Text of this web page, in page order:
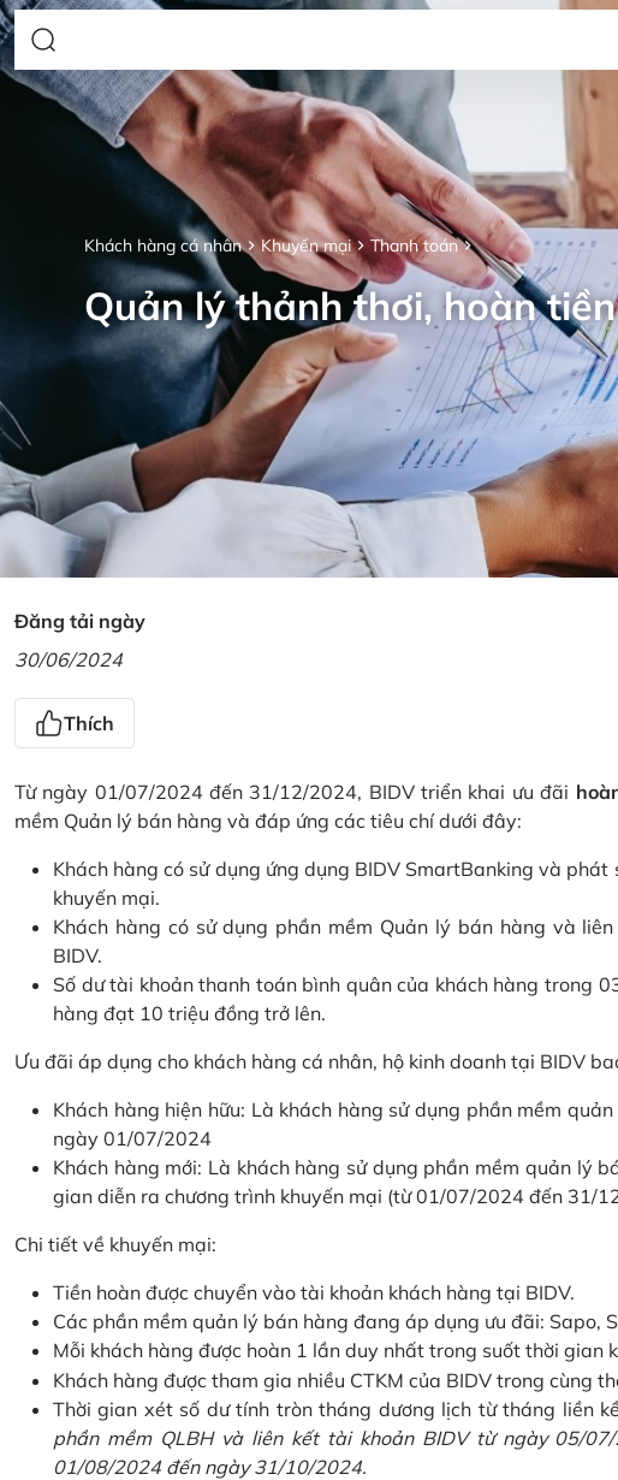
Khách hàng cá nhân Khuyến mại Thanh toán
Quản lý thảnh thơi, hoàn
Đăng tải ngày
30/06/2024
Thích
Từ ngày 01/07/2024 đến 31/12/2024, BIDV triển khai ưu đãi
mềm Quản lý bán hàng và đáp ứng các tiêu chí dưới đây:
Khách hàng có sử dụng ứng dụng BIDV SmartBanking và
khuyến mại.
Khách hàng có sử dụng phần mềm Quản lý bán hàng và
BIDV.
Số dư tài khoản thanh toán bình quân của khách hàng trong
hàng đạt 10 triệu đồng trở lên.
Ưu đãi áp dụng cho khách hàng cá nhân, hộ kinh doanh tại BIDV
Khách hàng hiện hữu: Là khách hàng sử dụng phần mềm
ngày 01/07/2024
Khách hàng mới: Là khách hàng sử dụng phần mềm quản lý
gian diễn ra chương trình khuyến mại (từ 01/07/2024 đến 31/
Chi tiết về khuyến mại:
Tiền hoàn được chuyển vào tài khoản khách hàng tại BIDV.
Các phần mềm quản lý bán hàng đang áp dụng ưu đãi: Sapo,
Mỗi khách hàng được hoàn 1 lần duy nhất trong suốt thời gian
Khách hàng được tham gia nhiều CTKM của BIDV trong cùng
Thời gian xét số dư tính tròn tháng dương lịch từ tháng liền
phần mềm QLBH và liên kết tài khoản BIDV từ ngày 05/
01/08/2024 đến ngày 31/10/2024.